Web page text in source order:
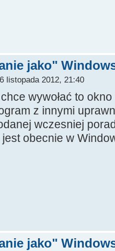
jako"
listopada 2012, 21:40
wywołać to
z innymi
wczesniej
obecnie w
jako"